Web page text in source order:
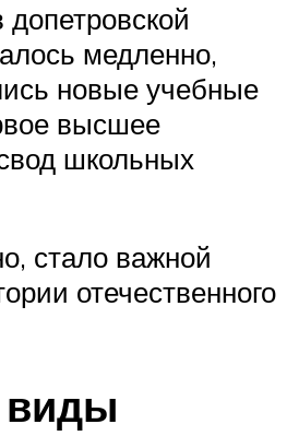
медленно,
новые учебные
высшее
школьных
стало важной
отечественного
виды